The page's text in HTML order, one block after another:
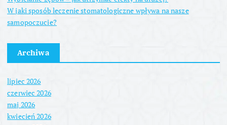
W jaki sposób leczenie stomatologiczne wpływa na nasze
samopoczucie?
Archiwa
lipiec 2026
czerwiec 2026
maj 2026
kwiecień 2026